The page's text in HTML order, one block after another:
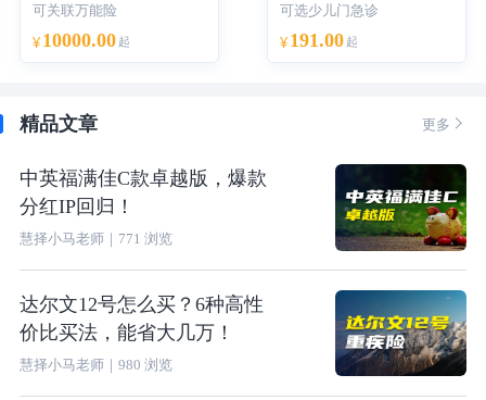
可关联万能险
¥ 10000.00 起
可选少儿门急诊
¥ 191.00 起
精品文章 更多 
中英福满佳C款卓越版，爆款
分红IP回归！
慧择小马老师｜ 771 浏览
达尔文12号怎么买？6种高性
价比买法，能省大几万！
慧择小马老师｜ 980 浏览